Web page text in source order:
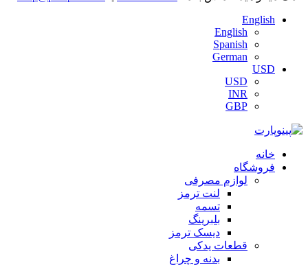
English
English
Spanish
German
USD
USD
INR
GBP
خانه
فروشگاه
لوازم مصرفی
لنت ترمز
تسمه
بلبرینگ
دیسک ترمز
قطعات یدکی
بدنه و چراغ